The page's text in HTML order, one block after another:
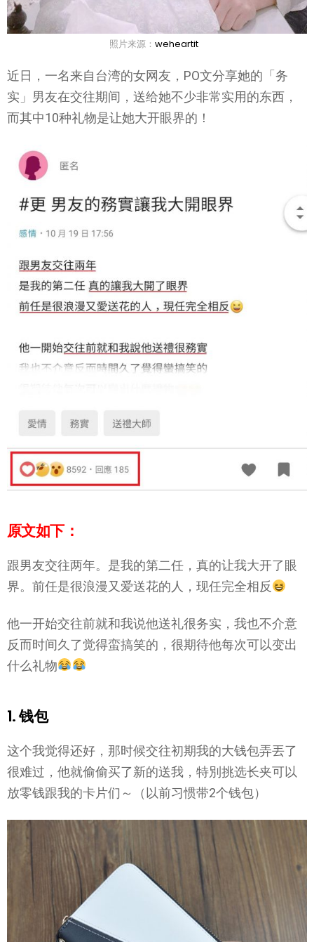
照片来源： weheartit
近日，一名来自台湾的女网友，PO文分享她的「务
实」男友在交往期间，送给她不少非常实用的东西，
而其中10种礼物是让她大开眼界的！
原文如下：
跟男友交往两年。是我的第二任，真的让我大开了眼
界。前任是很浪漫又爱送花的人，现任完全相反
他一开始交往前就和我说他送礼很务实，我也不介意
反而时间久了觉得蛮搞笑的，很期待他每次可以变出
什么礼物
1. 钱包
这个我觉得还好，那时候交往初期我的大钱包弄丟了
很难过，他就偷偷买了新的送我，特別挑选长夹可以
放零钱跟我的卡片们～（以前习惯带2个钱包）